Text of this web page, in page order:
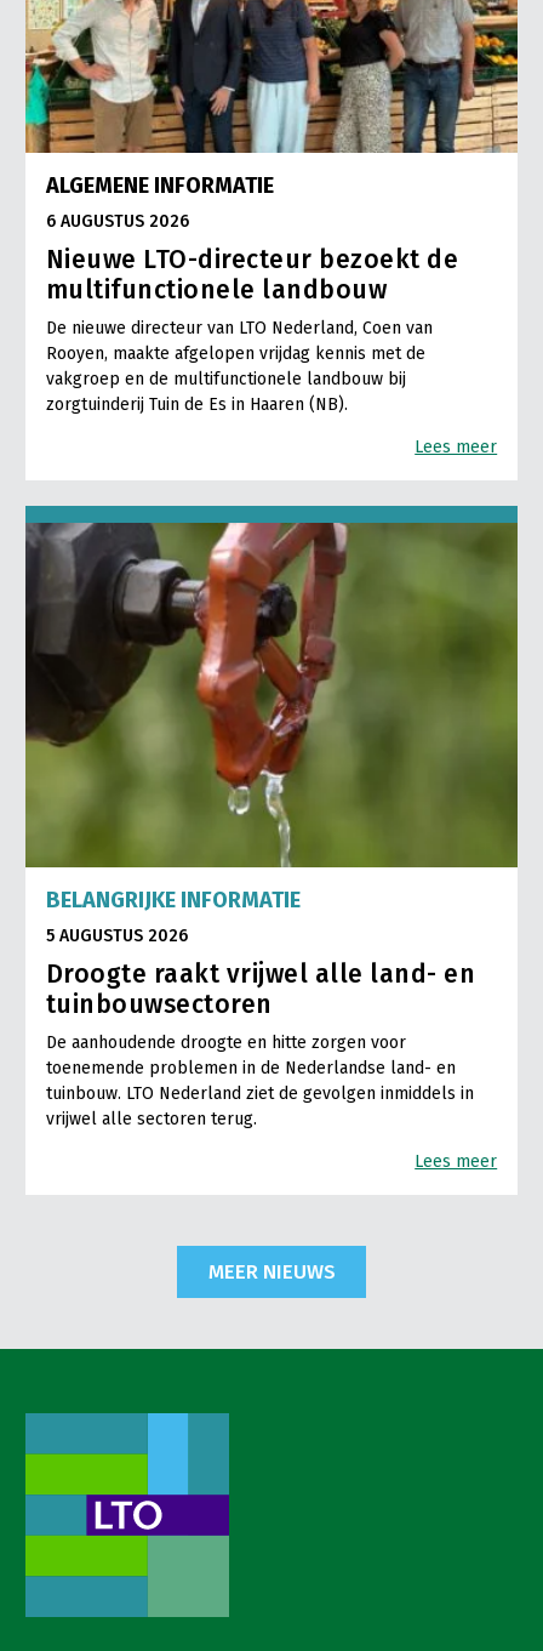
ALGEMENE INFORMATIE
6 AUGUSTUS 2026
Nieuwe LTO-directeur bezoekt de
multifunctionele landbouw
De nieuwe directeur van LTO Nederland, Coen van
Rooyen, maakte afgelopen vrijdag kennis met de
vakgroep en de multifunctionele landbouw bij
zorgtuinderij Tuin de Es in Haaren (NB).
Lees meer
BELANGRIJKE INFORMATIE
5 AUGUSTUS 2026
Droogte raakt vrijwel alle land- en
tuinbouwsectoren
De aanhoudende droogte en hitte zorgen voor
toenemende problemen in de Nederlandse land- en
tuinbouw. LTO Nederland ziet de gevolgen inmiddels in
vrijwel alle sectoren terug.
Lees meer
MEER NIEUWS